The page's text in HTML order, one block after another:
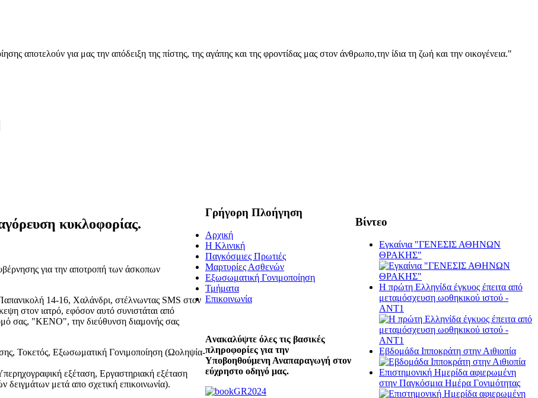
αποτελούν για μας την απόδειξη της πίστης, της αγάπης και της φροντίδας μας στον άνθρωπο,την ίδια τη ζωή και την οικογένεια."
κυκλοφορίας.
για την αποτροπή των άσκοπων
14-16, Χαλάνδρι, στέλνωντας SMS στον
στον ιατρό, εφόσον αυτό συνιστάται από
σας, "ΚΕΝΟ", την διεύθυνση διαμονής σας
Εξωσωματική Γονιμοποίηση (Ωοληψία-
εξέταση, Εργαστηριακή εξέταση
δειγμάτων μετά απο σχετική επικοινωνία).
Βίντεο
Εγκαίνια "ΓΕΝΕΣΙΣ ΑΘΗΝΩΝ
ΘΡΑΚΗΣ"
Η πρώτη Ελληνίδα έγκυος έπειτα από
μεταμόσχευση ωοθηκικού ιστού -
ΑΝΤ1
Εβδομάδα Ιπποκράτη στην Αιθιοπία
Επιστημονική Ημερίδα αφιερωμένη
στην Παγκόσμια Ημέρα Γονιμότητας
Γρήγορη Πλοήγηση
Αρχική
Η Κλινική
Παγκόσμιες Πρωτιές
Μαρτυρίες Ασθενών
Εξωσωματική Γονιμοποίηση
Τμήματα
Επικοινωνία
Aνακαλύψτε όλες τις βασικές
πληροφορίες για την
Υποβοηθούμενη Αναπαραγωγή στον
εύχρηστο οδηγό μας.